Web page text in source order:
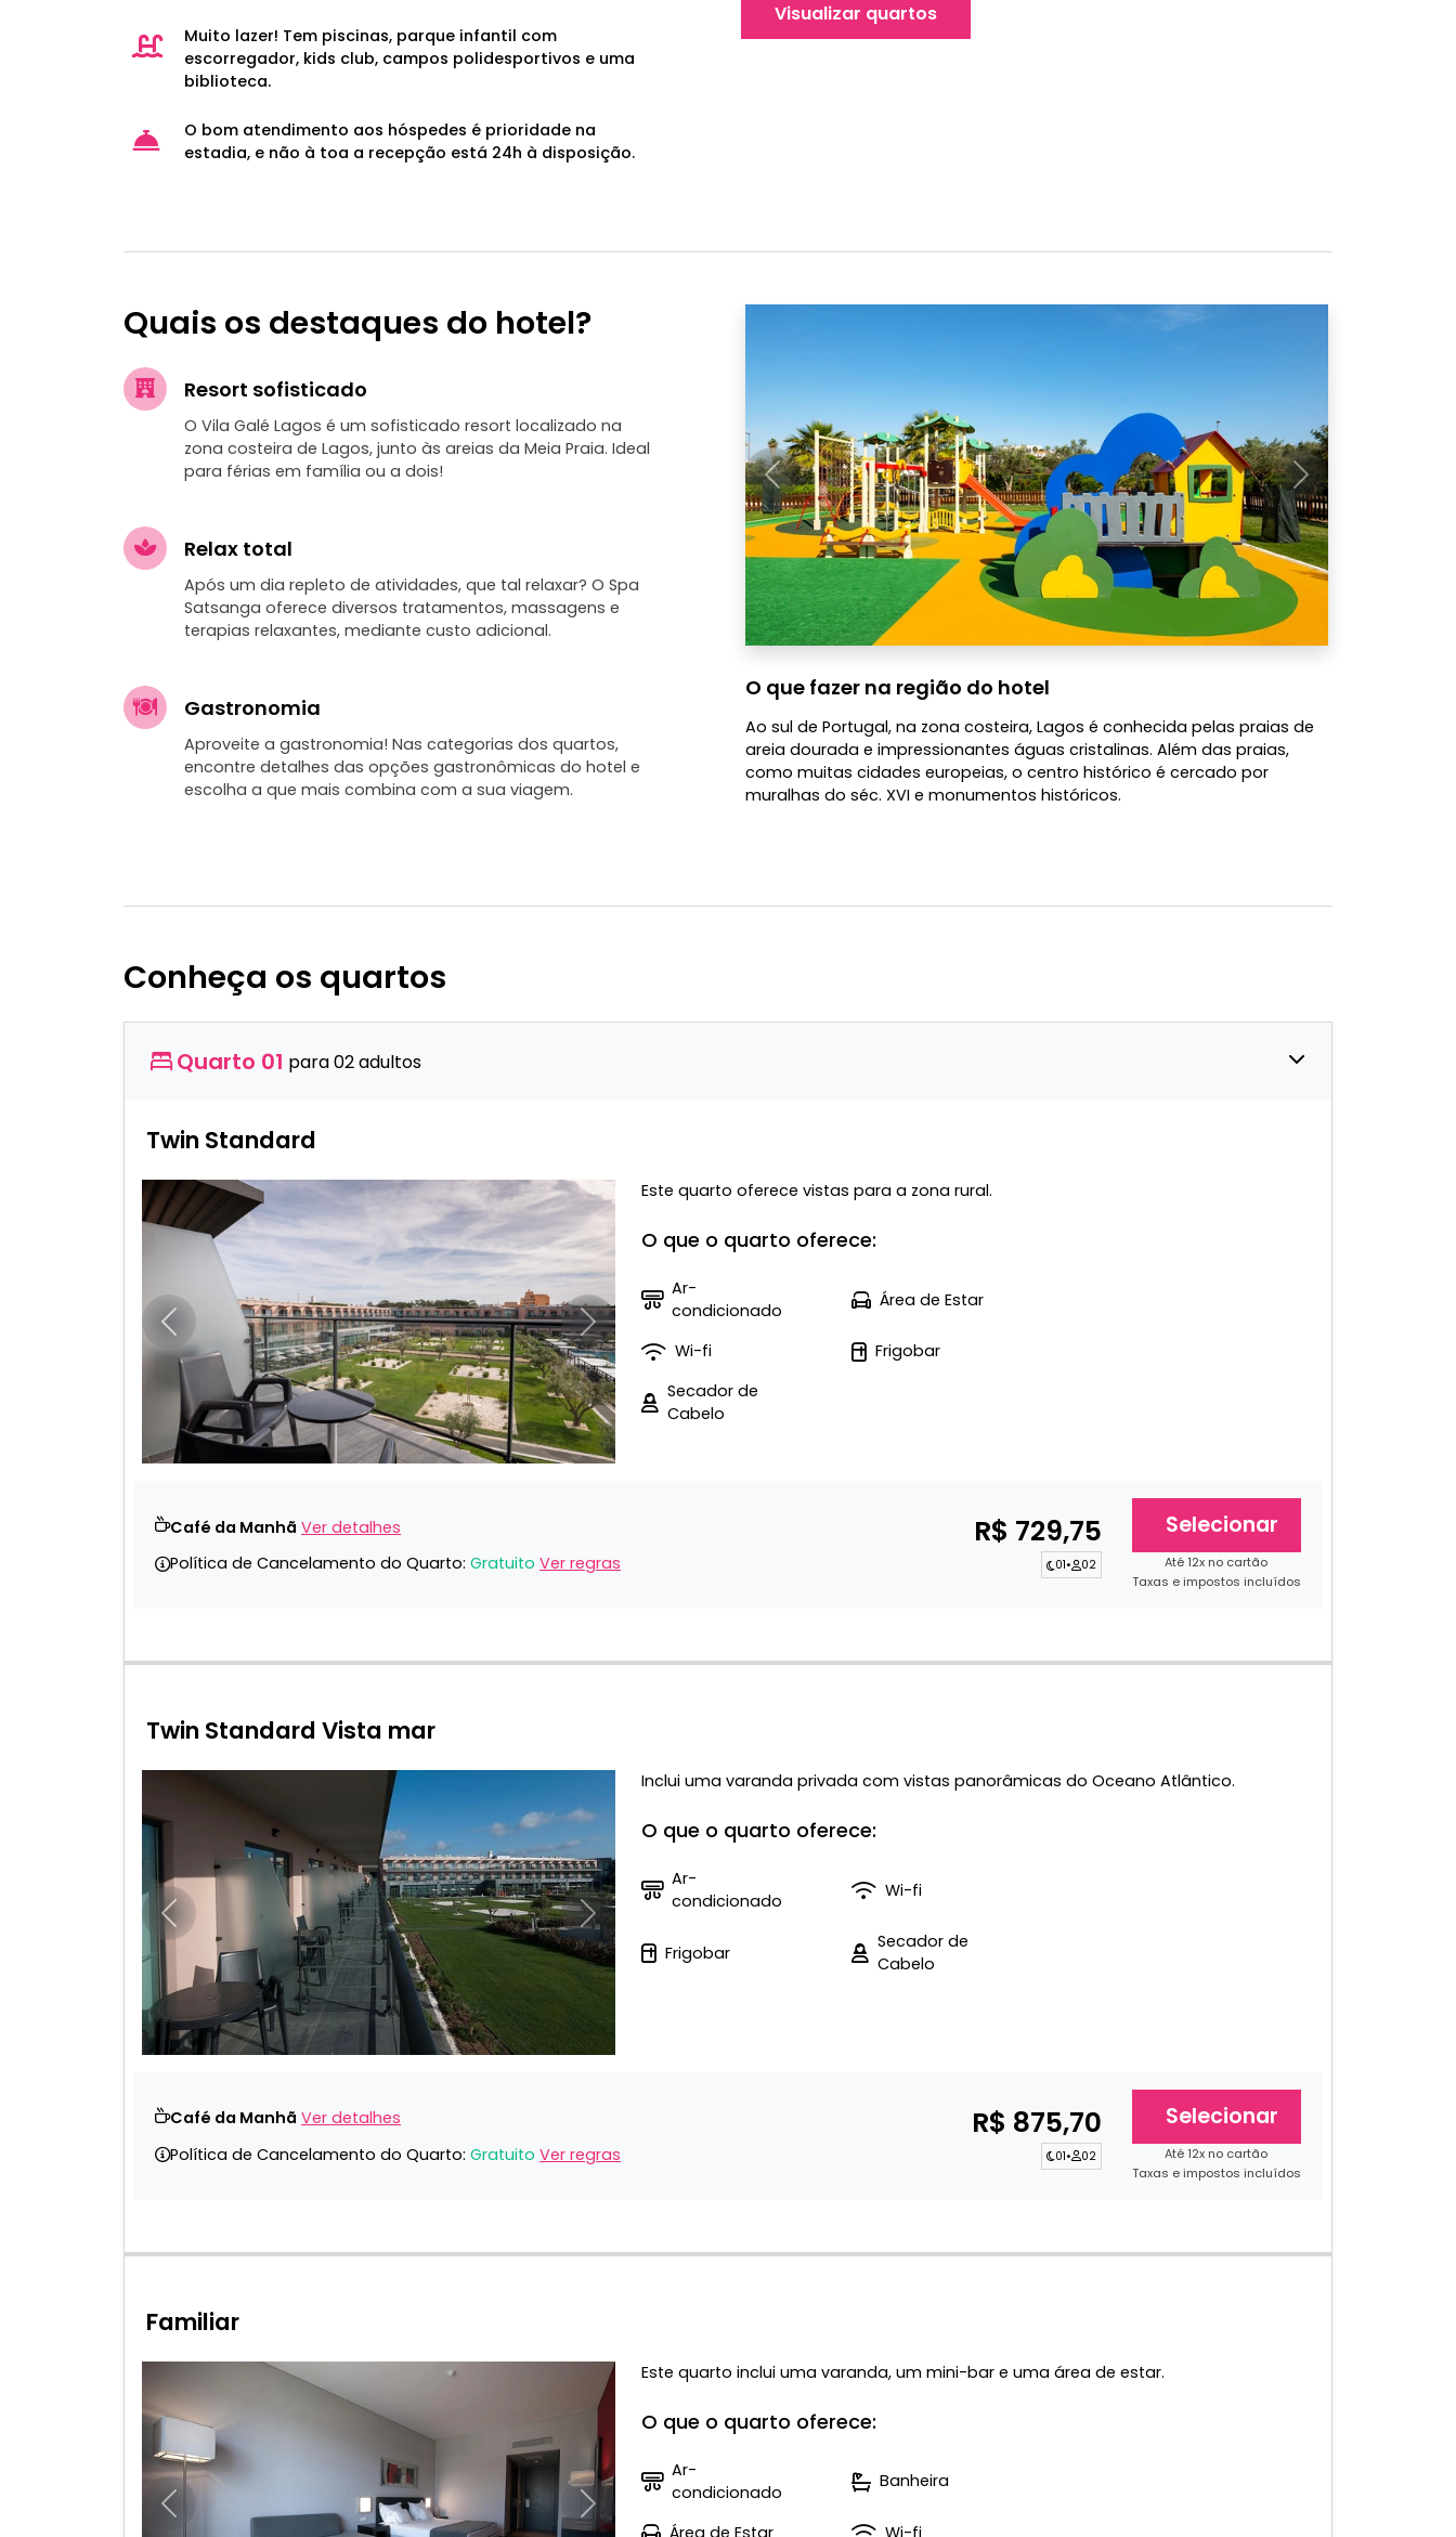
Muito lazer! Tem piscinas, parque infantil com
escorregador, kids club, campos polidesportivos e uma
biblioteca.
O bom atendimento aos hóspedes é prioridade na
estadia, e não à toa a recepção está 24h à disposição.
Visualizar quartos
Quais os destaques do hotel?
Resort sofisticado
O Vila Galé Lagos é um sofisticado resort localizado na
zona costeira de Lagos, junto às areias da Meia Praia. Ideal
para férias em família ou a dois!
Relax total
Após um dia repleto de atividades, que tal relaxar? O Spa
Satsanga oferece diversos tratamentos, massagens e
terapias relaxantes, mediante custo adicional.
Gastronomia
Aproveite a gastronomia! Nas categorias dos quartos,
encontre detalhes das opções gastronômicas do hotel e
escolha a que mais combina com a sua viagem.
O que fazer na região do hotel
Anterior Próximo
Ao sul de Portugal, na zona costeira, Lagos é conhecida pelas praias de
areia dourada e impressionantes águas cristalinas. Além das praias,
como muitas cidades europeias, o centro histórico é cercado por
muralhas do séc. XVI e monumentos históricos.
Conheça os quartos
Quarto 01 para 02 adultos
Twin Standard
Anterior Próximo
Este quarto oferece vistas para a zona rural.
O que o quarto oferece:
Ar-
condicionado
Área de Estar
Wi-fi
Frigobar
Secador de
Cabelo
Café da Manhã Ver detalhes
Política de Cancelamento do Quarto: Gratuito Ver regras
R$ 729,75
01• 02
Selecionar
Até 12x no cartão
Taxas e impostos incluídos
Twin Standard Vista mar
Anterior Próximo
Inclui uma varanda privada com vistas panorâmicas do Oceano Atlântico.
O que o quarto oferece:
Ar-
condicionado
Wi-fi
Frigobar
Secador de
Cabelo
Café da Manhã Ver detalhes
Política de Cancelamento do Quarto: Gratuito Ver regras
R$ 875,70
01• 02
Selecionar
Até 12x no cartão
Taxas e impostos incluídos
Familiar
Anterior Próximo
Este quarto inclui uma varanda, um mini-bar e uma área de estar.
O que o quarto oferece:
Ar-
condicionado
Banheira
Área de Estar Wi-fi